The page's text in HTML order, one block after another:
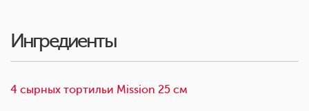
Ингредиенты
4 сырных тортильи Mission 25 см